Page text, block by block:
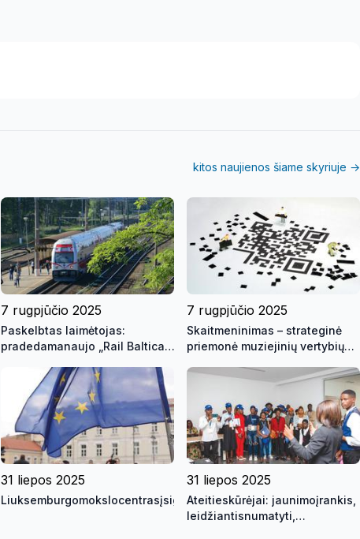
kitos naujienos šiame skyriuje →
7 rugpjūčio 2025
Paskelbtas laimėtojas:
pradedamanaujo „Rail Baltica“
7 rugpjūčio 2025
Skaitmeninimas – strateginė
priemonė muziejinių vertybių
31 liepos 2025
Liuksemburgomokslocentrasįsigyjapažangiausiąįrangą
31 liepos 2025
Ateitieskūrėjai: jaunimoįrankis,
leidžiantisnumatyti,